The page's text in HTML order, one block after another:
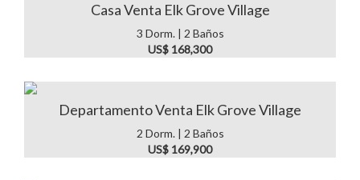
Casa Venta Elk Grove Village
3 Dorm. | 2 Baños
US$ 168,300
Departamento Venta Elk Grove Village
2 Dorm. | 2 Baños
US$ 169,900